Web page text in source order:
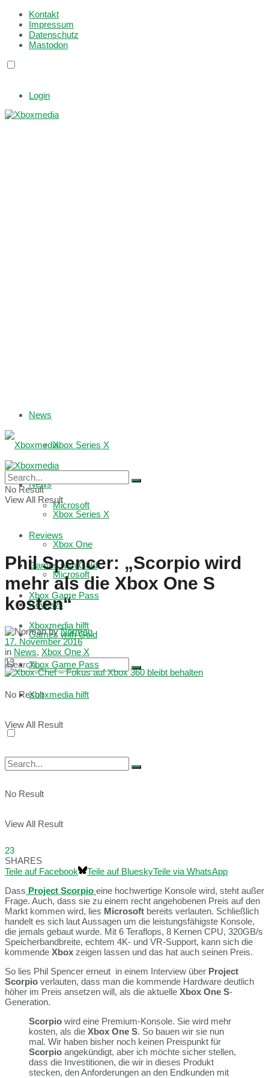
Kontakt
Impressum
Datenschutz
Mastodon
Login
News
Xbox Series X
Microsoft
Reviews
Games with Gold
Xbox Game Pass
Xboxmedia hilft
No Result
View All Result
News
Xbox Series X
Xbox One
Microsoft
Reviews
Games with Gold
Xbox Game Pass
Xboxmedia hilft
No Result
View All Result
No Result
View All Result
Phil Spencer: „Scorpio wird
mehr als die Xbox One S
kosten“
by Norman
17. November 2016
in News, Xbox One X
13
23
SHARES
Teile auf Facebook
Teile auf BlueskyTeile via WhatsApp
Dass Project Scorpio eine hochwertige Konsole wird, steht außer
Frage. Auch, dass sie zu einem recht angehobenen Preis auf den
Markt kommen wird, lies Microsoft bereits verlauten. Schließlich
handelt es sich laut Aussagen um die leistungsfähigste Konsole,
die jemals gebaut wurde. Mit 6 Teraflops, 8 Kernen CPU, 320GB/s
Speicherbandbreite, echtem 4K- und VR-Support, kann sich die
kommende Xbox zeigen lassen und das hat auch seinen Preis.
So lies Phil Spencer erneut in einem Interview über Project
Scorpio verlauten, dass man die kommende Hardware deutlich
höher im Preis ansetzen will, als die aktuelle Xbox One S-
Generation.
Scorpio wird eine Premium-Konsole. Sie wird mehr
kosten, als die Xbox One S. So bauen wir sie nun
mal. Wir haben bisher noch keinen Preispunkt für
Scorpio angekündigt, aber ich möchte sicher stellen,
dass die Investitionen, die wir in dieses Produkt
stecken, den Anforderungen an den Endkunden mit